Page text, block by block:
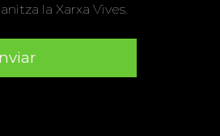
la Xarxa Vives.